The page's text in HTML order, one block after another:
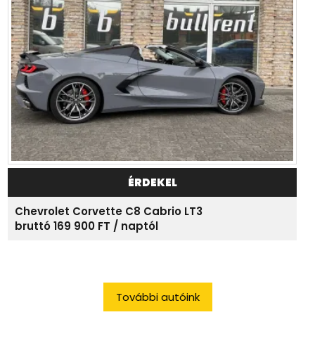
ÉRDEKEL
Chevrolet Corvette C8 Cabrio LT3
bruttó 169 900 FT / naptól
További autóink